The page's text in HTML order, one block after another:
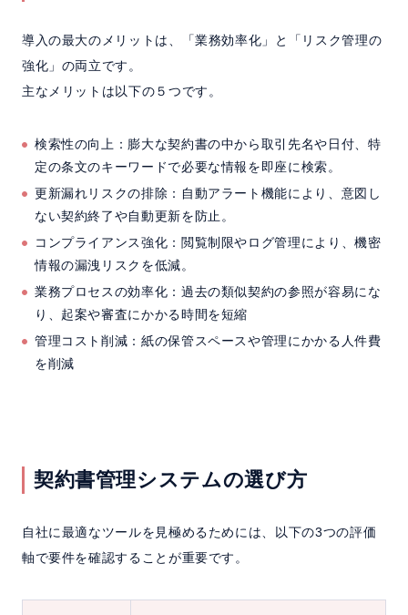
導入の最大のメリットは、「業務効率化」と「リスク管理の
強化」の両立です。
主なメリットは以下の５つです。
検索性の向上：膨大な契約書の中から取引先名や日付、特
定の条文のキーワードで必要な情報を即座に検索。
更新漏れリスクの排除：自動アラート機能により、意図し
ない契約終了や自動更新を防止。
コンプライアンス強化：閲覧制限やログ管理により、機密
情報の漏洩リスクを低減。
業務プロセスの効率化：過去の類似契約の参照が容易にな
り、起案や審査にかかる時間を短縮
管理コスト削減：紙の保管スペースや管理にかかる人件費
を削減
契約書管理システムの選び方
自社に最適なツールを見極めるためには、以下の3つの評価
軸で要件を確認することが重要です。